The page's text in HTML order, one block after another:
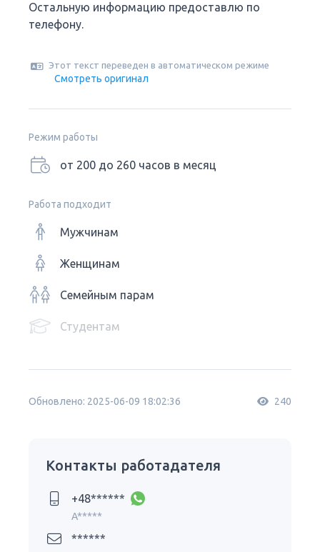
Остальную информацию предоставлю по
телефону.
Этот текст переведен в автоматическом режиме
Смотреть оригинал
Режим работы
от 200 до 260 часов в месяц
Работа подходит
Мужчинам
Женщинам
Семейным парам
Студентам
Обновлено: 2025-06-09 18:02:36 240
Контакты работадателя
+48******
A*****
******